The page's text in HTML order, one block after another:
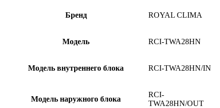
Бренд ROYAL CLIMA
Модель RCI-TWA28HN
Модель внутреннего блока RCI-TWA28HN/IN
Модель наружного блока
RCI-
TWA28HN/OUT